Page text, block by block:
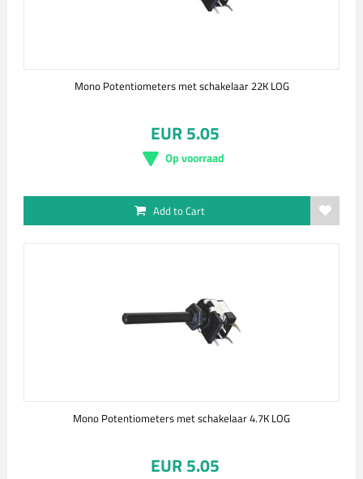
Mono Potentiometers met schakelaar 22K LOG
EUR 5.05
Op voorraad
Add to Cart
Mono Potentiometers met schakelaar 4.7K LOG
EUR 5.05